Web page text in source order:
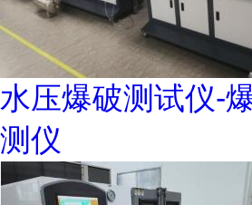
水压爆破测试仪-
测仪